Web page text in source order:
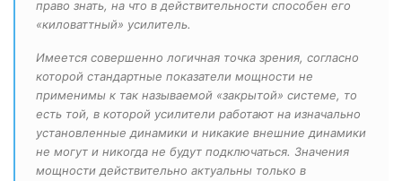
право знать, на что в действительности способен его
«киловаттный» усилитель.
Имеется совершенно логичная точка зрения, согласно
которой стандартные показатели мощности не
применимы к так называемой «закрытой» системе, то
есть той, в которой усилители работают на изначально
установленные динамики и никакие внешние динамики
не могут и никогда не будут подключаться. Значения
мощности действительно актуальны только в